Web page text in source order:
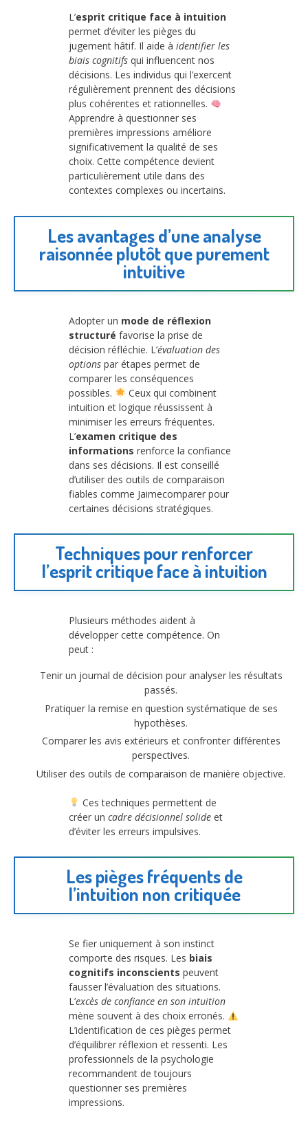
L’esprit critique face à intuition
permet d’éviter les pièges du
jugement hâtif. Il aide à identifier les
biais cognitifs qui influencent nos
décisions. Les individus qui l’exercent
régulièrement prennent des décisions
plus cohérentes et rationnelles.
Apprendre à questionner ses
premières impressions améliore
significativement la qualité de ses
choix. Cette compétence devient
particulièrement utile dans des
contextes complexes ou incertains.
Les avantages d’une analyse
raisonnée plutôt que purement
intuitive
Adopter un mode de réflexion
structuré favorise la prise de
décision réfléchie. L’évaluation des
options par étapes permet de
comparer les conséquences
possibles.
Ceux qui combinent
intuition et logique réussissent à
minimiser les erreurs fréquentes.
L’examen critique des
informations renforce la confiance
dans ses décisions. Il est conseillé
d’utiliser des outils de comparaison
fiables comme Jaimecomparer pour
certaines décisions stratégiques.
Techniques pour renforcer
l’esprit critique face à intuition
Plusieurs méthodes aident à
développer cette compétence. On
peut :
Tenir un journal de décision pour analyser les résultats
passés.
Pratiquer la remise en question systématique de ses
hypothèses.
Comparer les avis extérieurs et confronter différentes
perspectives.
Utiliser des outils de comparaison de manière objective.
Ces techniques permettent de
créer un cadre décisionnel solide et
d’éviter les erreurs impulsives.
Les pièges fréquents de
l’intuition non critiquée
Se fier uniquement à son instinct
comporte des risques. Les biais
cognitifs inconscients peuvent
fausser l’évaluation des situations.
L’excès de confiance en son intuition
mène souvent à des choix erronés.
L’identification de ces pièges permet
d’équilibrer réflexion et ressenti. Les
professionnels de la psychologie
recommandent de toujours
questionner ses premières
impressions.